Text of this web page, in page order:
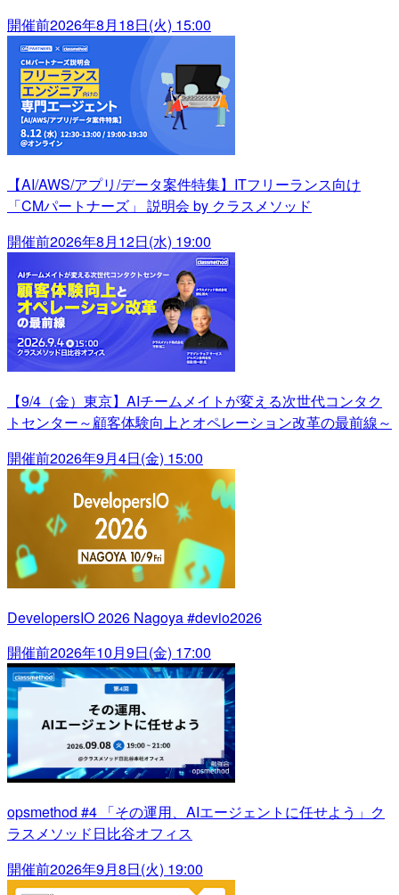
開催前2026年8月18日(火) 15:00
【AI/AWS/アプリ/データ案件特集】ITフリーランス向け
「CMパートナーズ」 説明会 by クラスメソッド
開催前2026年8月12日(水) 19:00
【9/4（金）東京】AIチームメイトが変える次世代コンタク
トセンター～顧客体験向上とオペレーション改革の最前線～
開催前2026年9月4日(金) 15:00
DevelopersIO 2026 Nagoya #devio2026
開催前2026年10月9日(金) 17:00
opsmethod #4 「その運用、AIエージェントに任せよう」ク
ラスメソッド日比谷オフィス
開催前2026年9月8日(火) 19:00